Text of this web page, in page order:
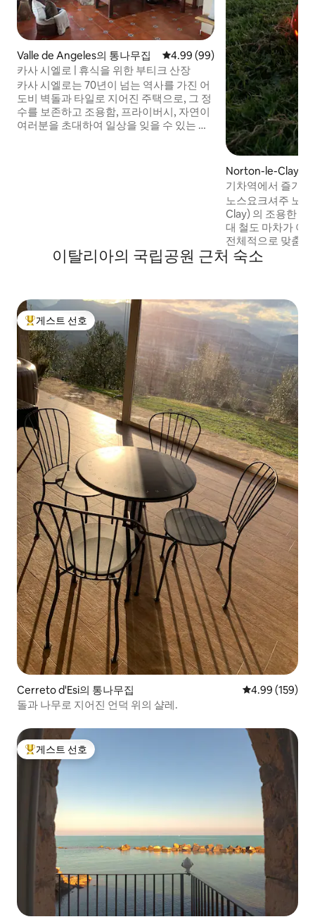
Valle de Angeles의 통나무집 평점 4.99점(5점 만점), 후기 99
4.99 (99)
카사 시엘로 | 휴식을 위한 부티크 산장
카사 시엘로는 70년이 넘는 역사를 가진 어
도비 벽돌과 타일로 지어진 주택으로, 그 정
수를 보존하고 조용함, 프라이버시, 자연이
여러분을 초대하여 일상을 잊을 수 있는 부
Norton-le-Clay의
기차역에서 즐기는
노스요크셔주 노
Clay) 의 조용한 시
대 철도 마차가 아
전체적으로 맞춤
한 은신처에는 TV
침대, 시설이 완비
스가 내려다보이
있는 전용 공간을
주차장이 있는 야
곳은 휴식을 취할
니다.
이탈리아의 국립공원 근처 숙소
상위 게스트 선호
게스트 선호
Cerreto d'Esi의 통나무집 평점 4.99점(5
4.99 (159)
돌과 나무로 지어진 언덕 위의 샬레.
상위 게스트 선호
게스트 선호